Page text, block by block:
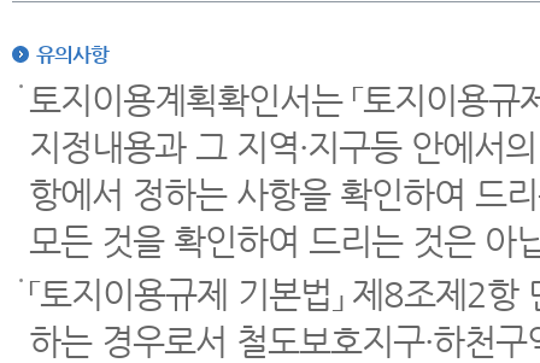
유의사항
토지이용계획확인서는 「토지이용
지정내용과 그 지역·지구등 안에서
항에서 정하는 사항을 확인하여 드
모든 것을 확인하여 드리는 것은 아
「토지이용규제 기본법」 제8조제2
하는 경우로서 철도보호지구·하천